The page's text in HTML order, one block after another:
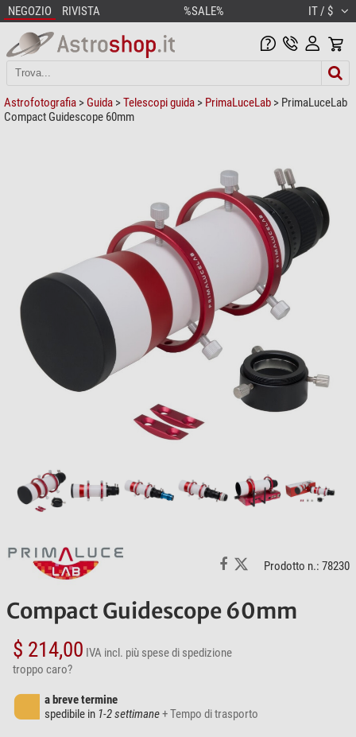
NEGOZIO RIVISTA %SALE% IT / $
Astrofotografia > Guida >Telescopi guida > PrimaLuceLab > PrimaLuceLab
Compact Guidescope 60mm
Prodotto n.: 78230
Compact Guidescope 60mm
$ 214,00 IVA incl. più spese di spedizione
troppo caro?
a breve termine
spedibile in 1-2 settimane+ Tempo di trasporto